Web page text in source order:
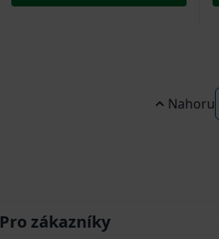
Nahoru
Pro zákazníky